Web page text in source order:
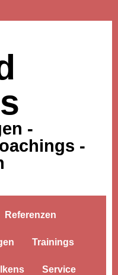
-
-
Referenzen
Trainings
Service